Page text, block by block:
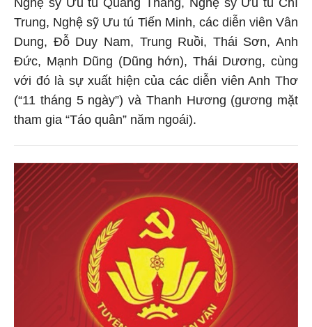
Trung, Nghệ sỹ Ưu tú Tiến Minh, các diễn viên Vân
Dung, Đỗ Duy Nam, Trung Ruồi, Thái Sơn, Anh
Đức, Mạnh Dũng (Dũng hớn), Thái Dương, cùng
với đó là sự xuất hiện của các diễn viên Anh Thơ
(“11 tháng 5 ngày”) và Thanh Hương (gương mặt
tham gia “Táo quân” năm ngoái).